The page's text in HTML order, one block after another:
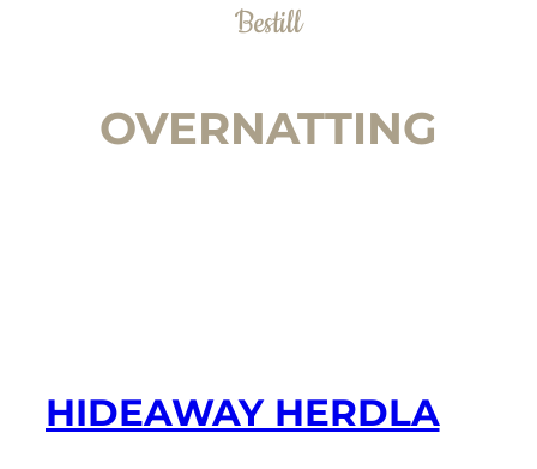
Bestill
OVERNATTING
HIDEAWAY HERDLA